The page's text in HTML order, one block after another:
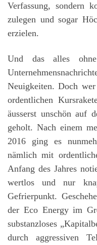
Verfassung, sondern
zulegen und sogar
erzielen.
Und das alles ohne
Neuigkeiten. Doch
ordentlichen
äusserst unschön auf
geholt. Nach einem
2016 ging es
nämlich mit
Anfang des Jahres
wertlos und nur
Gefrierpunkt.
der Eco Energy im
substanzloses
durch aggressiven